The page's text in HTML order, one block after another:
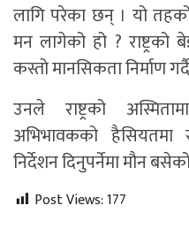
लागि परेका छन् । यो तहको
मन लागेको हो ?
कस्तो मानसिकता निर्माण
उनले राष्ट्रको
अभिभावकको हैसियतमा
निर्देशन दिनुपर्नेमा मौन
Post Views:177